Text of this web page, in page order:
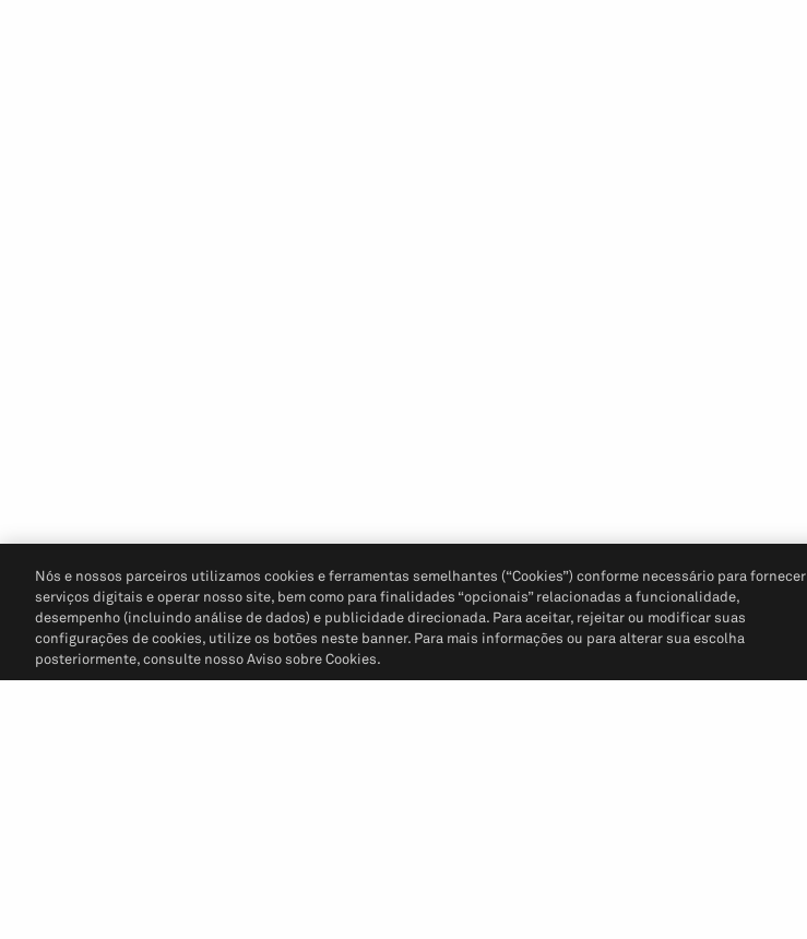
Nós e nossos parceiros utilizamos cookies e ferramentas semelhantes (“Cookies”) conforme necessário para fornecer
serviços digitais e operar nosso site, bem como para finalidades “opcionais” relacionadas a funcionalidade,
desempenho (incluindo análise de dados) e publicidade direcionada. Para aceitar, rejeitar ou modificar suas
configurações de cookies, utilize os botões neste banner. Para mais informações ou para alterar sua escolha
posteriormente, consulte nosso Aviso sobre Cookies.